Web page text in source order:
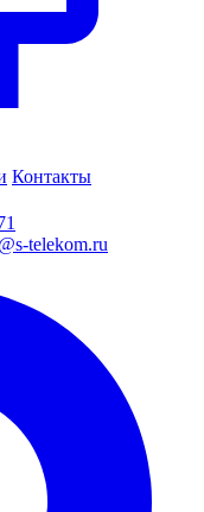
Контакты
telekom.ru